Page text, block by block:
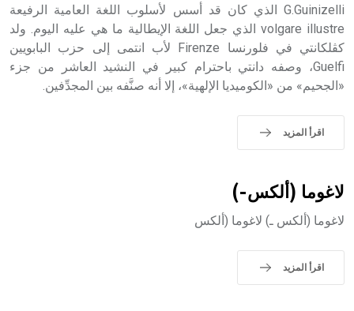
- هل تعلم أن الأبجدية الكنعانية تتألف من /22/ علامة كتابية
sign تكتب منفصلة غير متصلة، وتعتمد المبدأ الأكوروفوني،
G.Guinizelli الذي كان قد أسس لأسلوب اللغة العامية الرفيعة
volgare illustre الذي جعل اللغة الإيطالية ما هي عليه اليوم. ولد
كڤلكانتي في فلورنسا Firenze لأب انتمى إلى حزب البابويين
Guelfi، وصفه دانتي باحترام كبير في النشيد العاشر من جزء
«الجحيم» من «الكوميديا الإلهية»، إلا أنه صنَّفه بين المجدِّفين.
اقرأ المزيد
لاغوما (ألكس-)
لاغوما (ألكس ـ) لاغوما (ألكس
اقرأ المزيد